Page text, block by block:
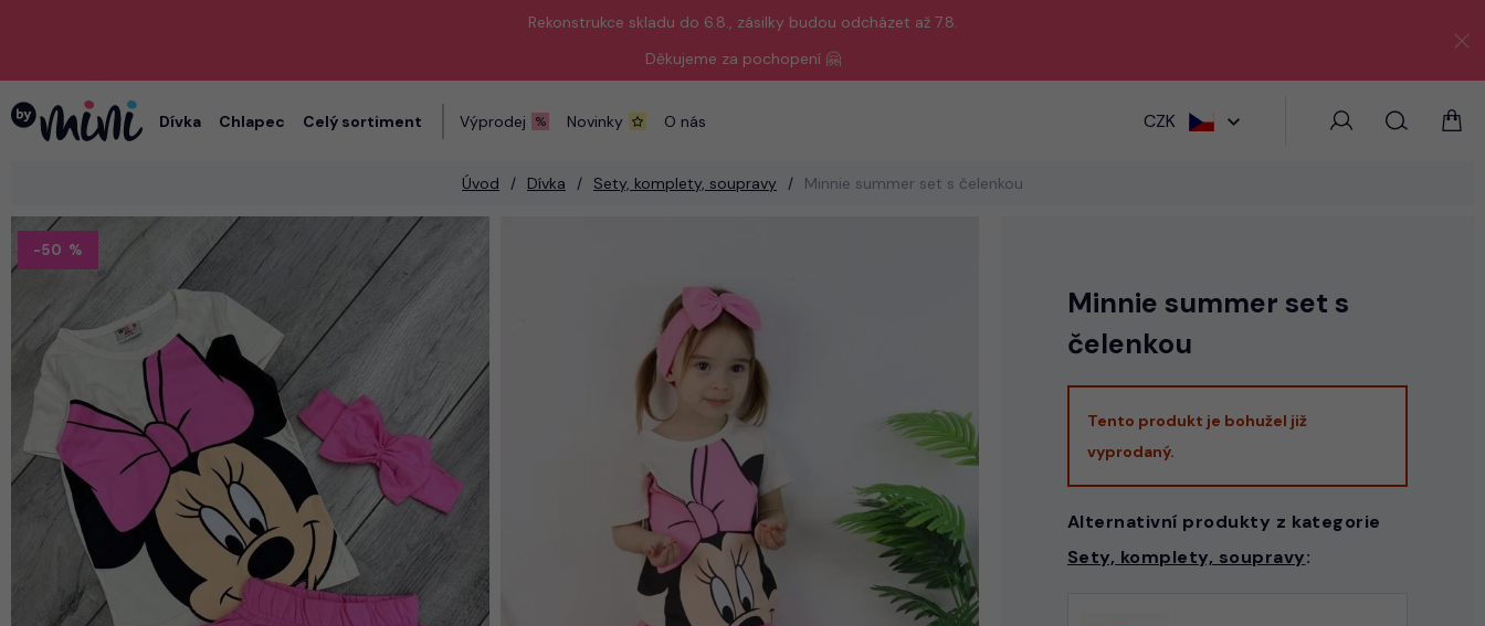
Rekonstrukce skladu do 6.8., zásilky budou odcházet až 7.8.
Děkujeme za pochopení 🤗
Dívka Chlapec Celý sortiment Výprodej Novinky O nás CZK
Úvod Dívka Sety, komplety, soupravy Minnie summer set s čelenkou
-50
Minnie summer set s
čelenkou
Tento produkt je bohužel již
vyprodaný.
Alternativní produkty z kategorie
Sety, komplety, soupravy: